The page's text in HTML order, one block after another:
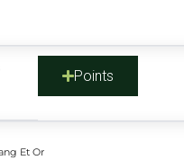
Points
Et Or